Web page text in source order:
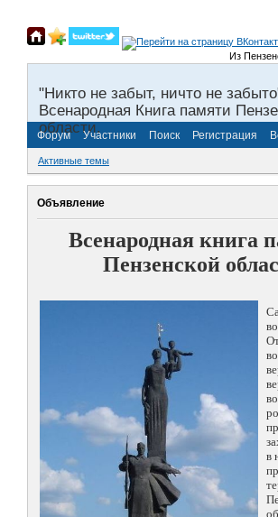
Из
"Никто не забыт, ничто не
Всенародная Книга памяти
области.
Форум Участники Поиск Регистрация
Активные темы
Объявление
Всенародная книга
Пензенской
в